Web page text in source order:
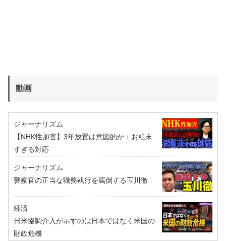
動画
ジャーナリズム
【NHK性加害】3年放置は意図的か：お粗末
すぎる対応
ジャーナリズム
警察官の正当な職務執行を罵倒する玉川徹
経済
日米協調介入が示すのは日本ではなく米国の
財政危機